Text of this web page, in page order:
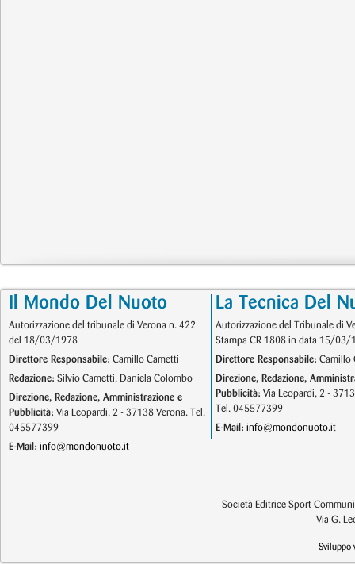
Il Mondo Del Nuoto
Autorizzazione del tribunale di Verona n. 422
del 18/03/1978
Direttore Responsabile: Camillo Cametti
Redazione: Silvio Cametti, Daniela Colombo
Direzione, Redazione, Amministrazione e
Pubblicità: Via Leopardi, 2 - 37138 Verona. Tel.
045577399
E-Mail: info@mondonuoto.it
La Tecnica Del
Autorizzazione del Tribunale di
Stampa CR 1808 in data 15/03/
Direttore Responsabile: Camillo
Direzione, Redazione,
Pubblicità: Via Leopardi, 2 -
Tel. 045577399
E-Mail: info@mondonuoto.it
Società Editrice Sport
Via G.
Sviluppo